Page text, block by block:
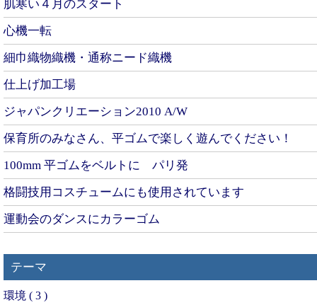
肌寒い４月のスタート
心機一転
細巾織物織機・通称ニード織機
仕上げ加工場
ジャパンクリエーション2010 A/W
保育所のみなさん、平ゴムで楽しく遊んでください！
100mm 平ゴムをベルトに パリ発
格闘技用コスチュームにも使用されています
運動会のダンスにカラーゴム
テーマ
環境 ( 3 )